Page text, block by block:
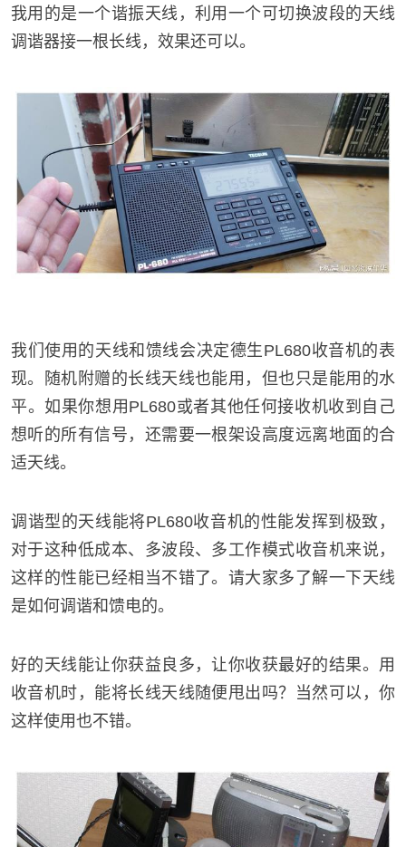
我用的是一个谐振天线，利用一个可切换波段的天线
调谐器接一根长线，效果还可以。
我们使用的天线和馈线会决定德生PL680收音机的表
现。随机附赠的长线天线也能用，但也只是能用的水
平。如果你想用PL680或者其他任何接收机收到自己
想听的所有信号，还需要一根架设高度远离地面的合
适天线。
调谐型的天线能将PL680收音机的性能发挥到极致，
对于这种低成本、多波段、多工作模式收音机来说，
这样的性能已经相当不错了。请大家多了解一下天线
是如何调谐和馈电的。
好的天线能让你获益良多，让你收获最好的结果。用
收音机时，能将长线天线随便甩出吗？当然可以，你
这样使用也不错。